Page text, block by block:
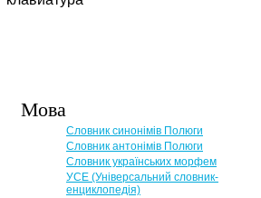
Мова
Словник синонімів Полюги
Словник антонімів Полюги
Словник українських морфем
УСЕ (Універсальний словник-
енциклопедія)